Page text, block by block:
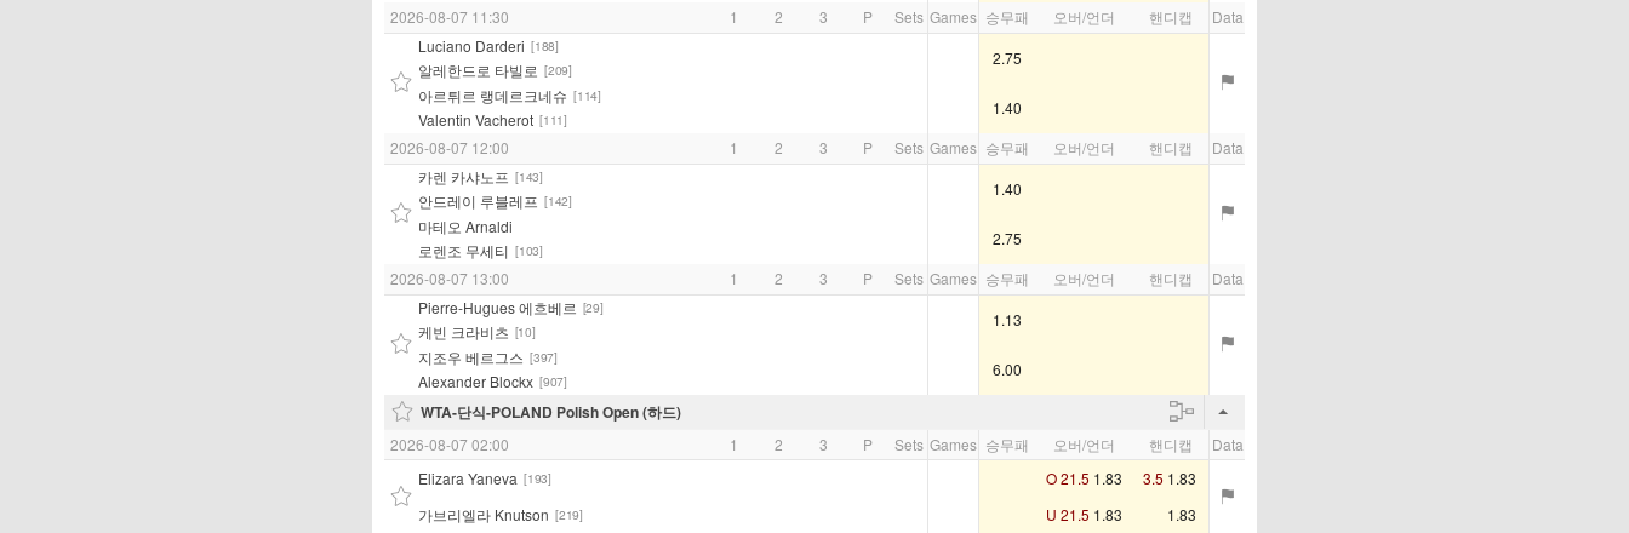
2026-08-07 11:30
1 2 3 P Sets Games 승무패 오버/언더 핸디캡
Data
Luciano Darderi [188]
알레한드로 타빌로 [209]
2.75
아르튀르 랭데르크네슈 [114]
Valentin Vacherot [111]
1.40
2026-08-07 12:00
1 2 3 P Sets Games 승무패 오버/언더 핸디캡
Data
카렌 카샤노프 [143]
안드레이 루블레프 [142]
1.40
마테오 Arnaldi
로렌조 무세티 [103]
2.75
2026-08-07 13:00
1 2 3 P Sets Games 승무패 오버/언더 핸디캡
Data
Pierre-Hugues 에흐베르 [29]
케빈 크라비츠 [10]
1.13
지조우 베르그스 [397]
Alexander Blockx [907]
6.00
WTA-단식-POLAND Polish Open (하드)
2026-08-07 02:00 1 2 3 P Sets Games 승무패 오버/언더 핸디캡
Data
Elizara Yaneva [193] O 21.5 1.83 3.5 1.83
가브리엘라 Knutson [219] U 21.5 1.83 1.83